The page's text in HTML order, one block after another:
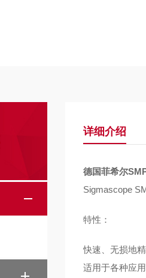
详细介绍
德国菲希尔
Sigmascope
特性：
快速、无损地
适用于各种应